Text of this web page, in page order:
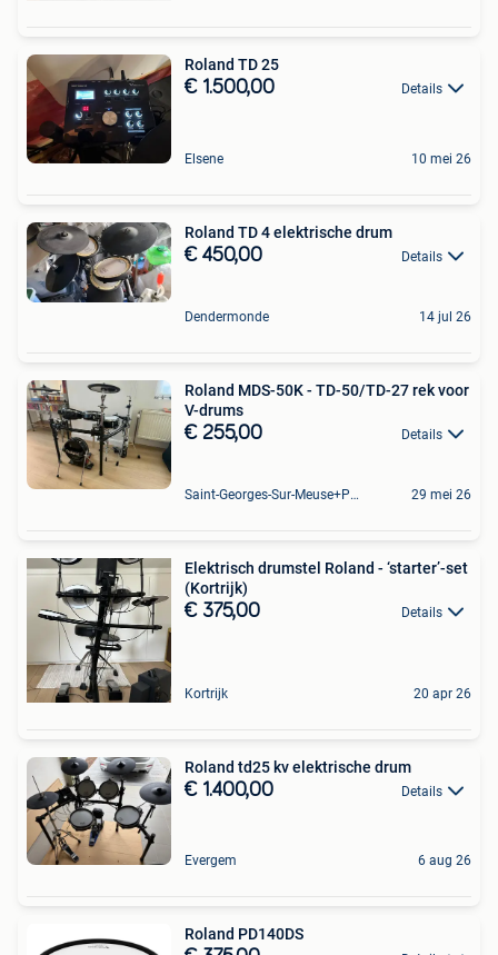
Roland TD 25
€ 1.500,00 Details
Elsene 10 mei 26
Roland TD 4 elektrische drum
€ 450,00 Details
Dendermonde 14 jul 26
Roland MDS-50K - TD-50/TD-27 rek voor
V-drums
€ 255,00 Details
Saint-Georges-Sur-Meuse+Partie De Hermalle-Sous-Huy 29 mei 26
Elektrisch drumstel Roland - ‘starter’-set
(Kortrijk)
€ 375,00 Details
Kortrijk 20 apr 26
Roland td25 kv elektrische drum
€ 1.400,00 Details
Evergem 6 aug 26
Roland PD140DS